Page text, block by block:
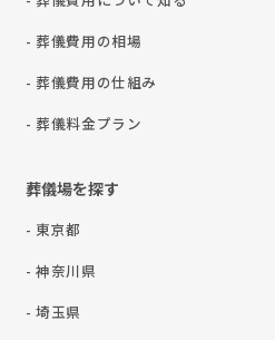
- 葬儀費用の相場
- 葬儀費用の仕組み
- 葬儀料金プラン
葬儀場を探す
- 東京都
- 神奈川県
- 埼玉県